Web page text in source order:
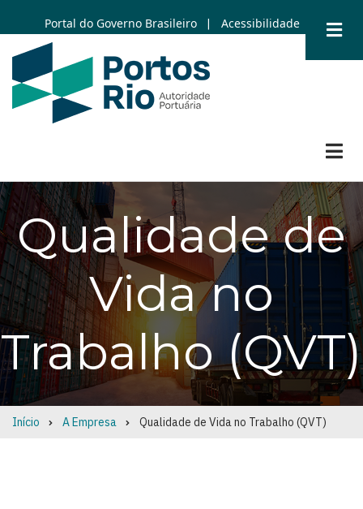
to
main
content
Portal do Governo Brasileiro | Acessibilidade
Qualidade de
Vida no
Trabalho (QVT)
Breadcrumb
Início A Empresa Qualidade de Vida no Trabalho (QVT)